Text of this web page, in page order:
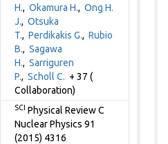
H.,Okamura H.,Ong H.
J.,Otsuka
T.,Perdikakis G.,Rubio
B.,Sagawa
H.,Sarriguren
P.,Scholl C. + 37 (
Collaboration)
SCI Physical Review C
Nuclear Physics 91
(2015) 4316